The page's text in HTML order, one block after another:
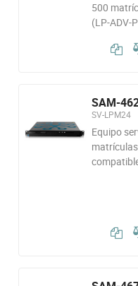
500
(LP-ADV-
SAM-
SV-LPM24
Equipo